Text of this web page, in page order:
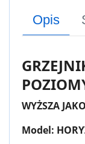
Opis
WYŻSZA
Model: